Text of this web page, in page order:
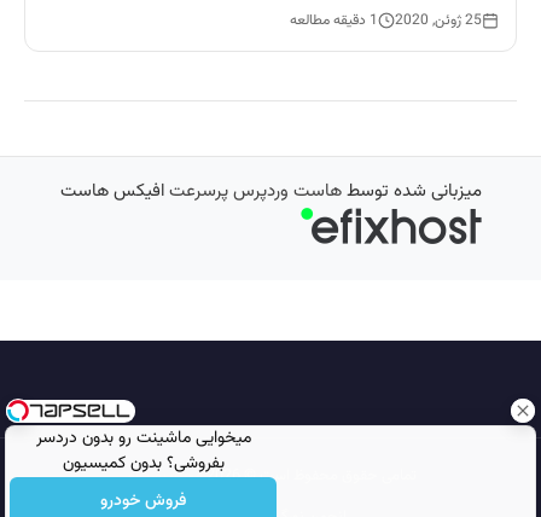
میخوایی ماشینت رو بدون دردسر
بفروشی؟ بدون کمیسیون
فروش خودرو
25 ژوئن, 2020 1 دقیقه مطالعه
میزبانی شده توسطهاست وردپرس پرسرعتافیکس هاست
تمامی حقوق محفوظ است © 2026
مجله نورگرام